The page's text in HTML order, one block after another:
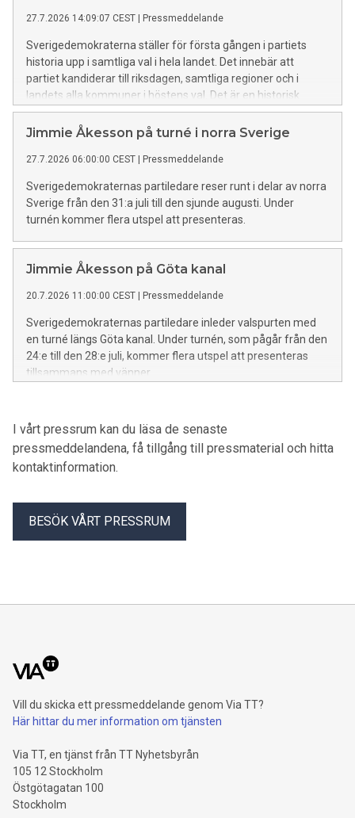
27.7.2026 14:09:07 CEST Pressmeddelande
Sverigedemokraterna ställer för första gången i partiets
historia upp i samtliga val i hela landet. Det innebär att
partiet kandiderar till riksdagen, samtliga regioner och i
landets alla kommuner i höstens val. Det är en historisk
milstolpe sedan Sverigedemokraternas bildande. Efter valet
finns därmed goda förutsättningar för en parlamentarisk
Jimmie Åkesson på turné i norra Sverige
27.7.2026 06:00:00 CEST Pressmeddelande
Sverigedemokraternas partiledare reser runt i delar av norra
Sverige från den 31:a juli till den sjunde augusti. Under
turnén kommer flera utspel att presenteras.
Jimmie Åkesson på Göta kanal
20.7.2026 11:00:00 CEST Pressmeddelande
Sverigedemokraternas partiledare inleder valspurten med
en turné längs Göta kanal. Under turnén, som pågår från den
24:e till den 28:e juli, kommer flera utspel att presenteras
tillsammans med vänner.
I vårt pressrum kan du läsa de senaste
pressmeddelandena, få tillgång till pressmaterial och hitta
kontaktinformation.
BESÖK VÅRT PRESSRUM
Vill du skicka ett pressmeddelande genom Via TT?
Här hittar du mer information om tjänsten
Via TT, en tjänst från TT Nyhetsbyrån
105 12 Stockholm
Östgötagatan 100
Stockholm